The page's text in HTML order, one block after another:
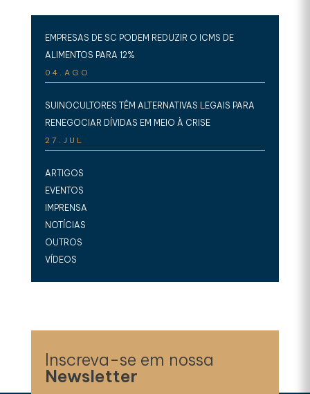
EMPRESAS DE SC PODEM REDUZIR O ICMS DE
ALIMENTOS PARA 12%
04.AGO
SUINOCULTORES TÊM ALTERNATIVAS LEGAIS PARA
RENEGOCIAR DÍVIDAS EM MEIO À CRISE
27.JUL
ARTIGOS
EVENTOS
IMPRENSA
NOTÍCIAS
OUTROS
VÍDEOS
Inscreva-se em nossa
Newsletter